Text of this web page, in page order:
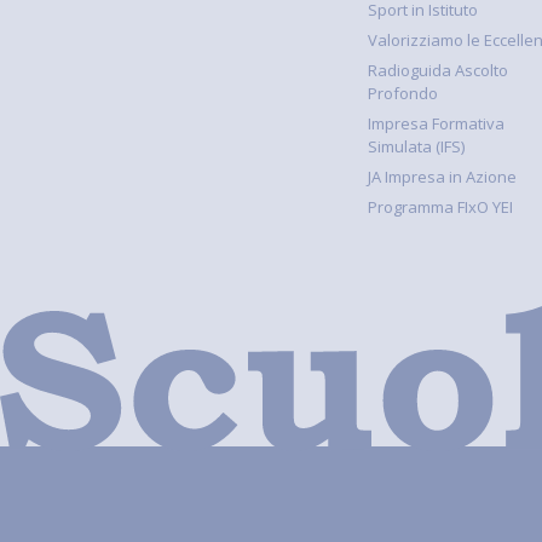
Sport in Istituto
Valorizziamo le
Radioguida Ascolto
Profondo
Impresa Formativa
Simulata (IFS)
JA Impresa in Azione
Programma FIxO YEI